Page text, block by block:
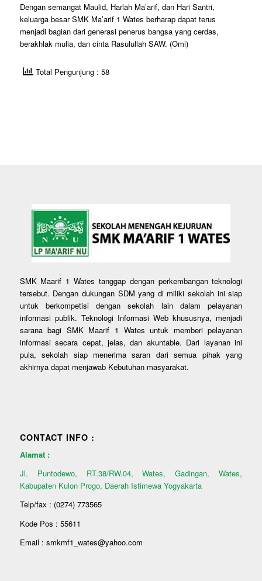
Dengan semangat Maulid, Harlah Ma’arif, dan Hari Santri,
keluarga besar SMK Ma’arif 1 Wates berharap dapat terus
menjadi bagian dari generasi penerus bangsa yang cerdas,
berakhlak mulia, dan cinta Rasulullah SAW. (Omi)
Total Pengunjung : 58
SMK Maarif 1 Wates tanggap dengan perkembangan teknologi
tersebut. Dengan dukungan SDM yang di miliki sekolah ini siap
untuk berkompetisi dengan sekolah lain dalam pelayanan
informasi publik. Teknologi Informasi Web khususnya, menjadi
sarana bagi SMK Maarif 1 Wates untuk memberi pelayanan
informasi secara cepat, jelas, dan akuntable. Dari layanan ini
pula, sekolah siap menerima saran dari semua pihak yang
akhirnya dapat menjawab Kebutuhan masyarakat.
CONTACT INFO :
Alamat :
Jl. Puntodewo, RT.38/RW.04, Wates, Gadingan, Wates,
Kabupaten Kulon Progo, Daerah Istimewa Yogyakarta
Telp/fax : (0274) 773565
Kode Pos : 55611
Email : smkmf1_wates@yahoo.com